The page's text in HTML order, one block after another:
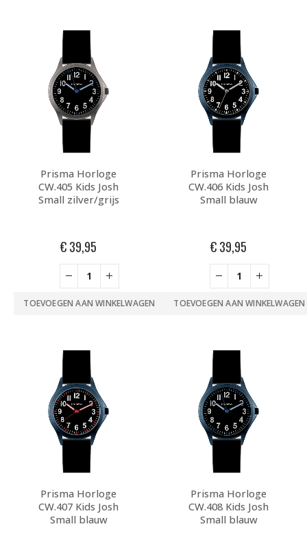
Prisma Horloge
CW.405 Kids Josh
Small zilver/grijs
€39,95
TOEVOEGEN AAN WINKELWAGEN
Prisma Horloge
CW.406 Kids Josh
Small blauw
€39,95
TOEVOEGEN AAN WINKELWAGEN
Prisma Horloge
CW.407 Kids Josh
Small blauw
Prisma Horloge
CW.408 Kids Josh
Small blauw